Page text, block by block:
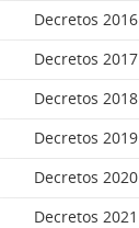
Decretos 2016
Decretos 2017
Decretos 2018
Decretos 2019
Decretos 2020
Decretos 2021